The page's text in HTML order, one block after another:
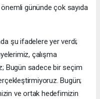
gününde çok sayıda
şu ifadelere yer verdi;
çalışma
Bugün sadece bir seçim
Bugün;
ve ortak hedefimizin